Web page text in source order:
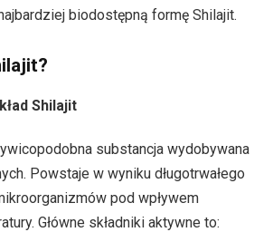
biodostępną formę Shilajit.
Shilajit
substancja wydobywana
Powstaje w wyniku długotrwałego
pod wpływem
Główne składniki aktywne to: